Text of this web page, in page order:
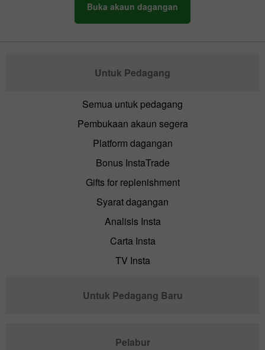
Buka akaun dagangan
Untuk Pedagang
Semua untuk pedagang
Pembukaan akaun segera
Platform dagangan
Bonus InstaTrade
Gifts for replenishment
Syarat dagangan
Analisis Insta
Carta Insta
TV Insta
Untuk Pedagang Baru
Pelabur